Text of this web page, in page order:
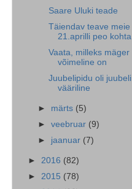
Saare Uluki teade
Täiendav teave meie
21.aprilli peo kohta
Vaata, milleks mäger
võimeline on
Juubelipidu oli juubeli
vääriline
► märts (5)
►veebruar (9)
► jaanuar (7)
► 2016 (82)
► 2015 (78)